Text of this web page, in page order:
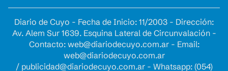
Diario de Cuyo - Fecha de Inicio: 11/2003 - Dirección:
Av. Alem Sur 1639. Esquina Lateral de Circunvalación -
Contacto: web@diariodecuyo.com.ar- Email:
web@diariodecuyo.com.ar
/ publicidad@diariodecuyo.com.ar- Whatsapp: (054)